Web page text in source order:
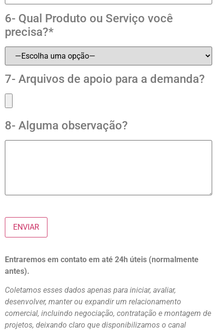
6- Qual Produto ou Serviço você
precisa?*
7- Arquivos de apoio para a demanda?
8- Alguma observação?
Entraremos em contato em até 24h úteis (normalmente
antes).
Coletamos esses dados apenas para iniciar, avaliar,
desenvolver, manter ou expandir um relacionamento
comercial, incluindo negociação, contratação e montagem de
projetos, deixando claro que disponibilizamos o canal